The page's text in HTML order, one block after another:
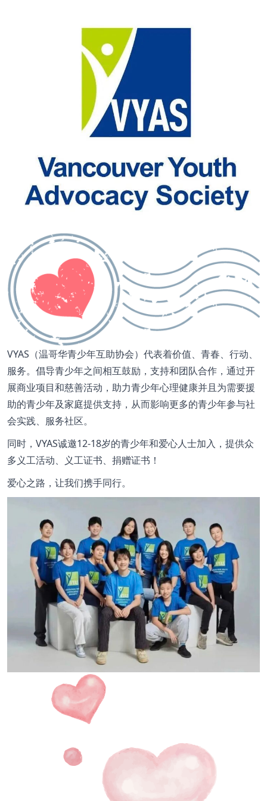
VYAS（温哥华青少年互助协会）代表着价值、青春、行动、
服务。倡导青少年之间相互鼓励，支持和团队合作，通过开
展商业项目和慈善活动，助力青少年心理健康并且为需要援
助的青少年及家庭提供支持，从而影响更多的青少年参与社
会实践、服务社区。
同时，VYAS诚邀12-18岁的青少年和爱心人士加入，提供众
多义工活动、义工证书、捐赠证书！
爱心之路，让我们携手同行。